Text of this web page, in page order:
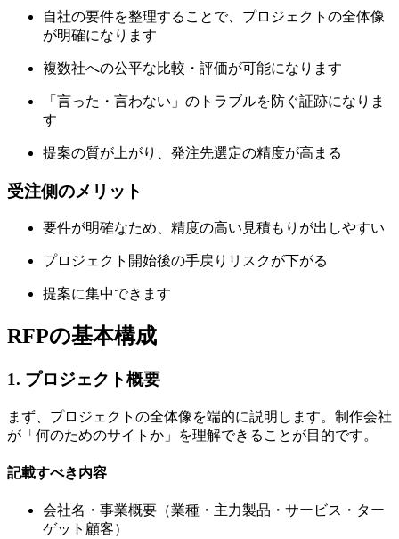
自社の要件を整理することで、プロジェクトの全体像
が明確になります
複数社への公平な比較・評価が可能になります
「言った・言わない」のトラブルを防ぐ証跡になりま
す
提案の質が上がり、発注先選定の精度が高まる
受注側のメリット
要件が明確なため、精度の高い見積もりが出しやすい
プロジェクト開始後の手戻りリスクが下がる
提案に集中できます
RFPの基本構成
1. プロジェクト概要
まず、プロジェクトの全体像を端的に説明します。制作会社
が「何のためのサイトか」を理解できることが目的です。
記載すべき内容
会社名・事業概要（業種・主力製品・サービス・ター
ゲット顧客）